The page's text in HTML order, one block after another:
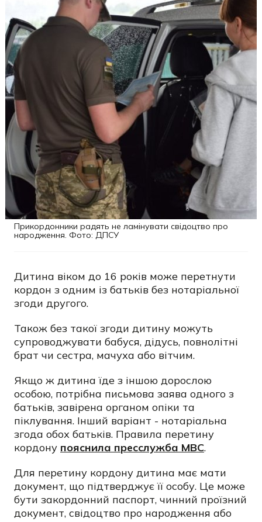
Прикордонники радять не ламінувати свідоцтво про
народження. Фото: ДПСУ
Дитина віком до 16 років може перетнути
кордон з одним із батьків без нотаріальної
згоди другого.
Також без такої згоди дитину можуть
супроводжувати бабуся, дідусь, повнолітні
брат чи сестра, мачуха або вітчим.
Якщо ж дитина їде з іншою дорослою
особою, потрібна письмова заява одного з
батьків, завірена органом опіки та
піклування. Інший варіант - нотаріальна
згода обох батьків. Правила перетину
кордону пояснила пресслужба МВС.
Для перетину кордону дитина має мати
документ, що підтверджує її особу. Це може
бути закордонний паспорт, чинний проїзний
документ, свідоцтво про народження або